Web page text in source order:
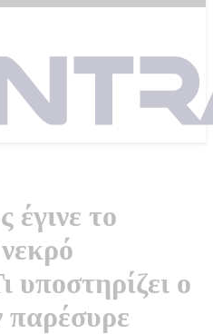
το
υποστηρίζει ο
παρέσυρε